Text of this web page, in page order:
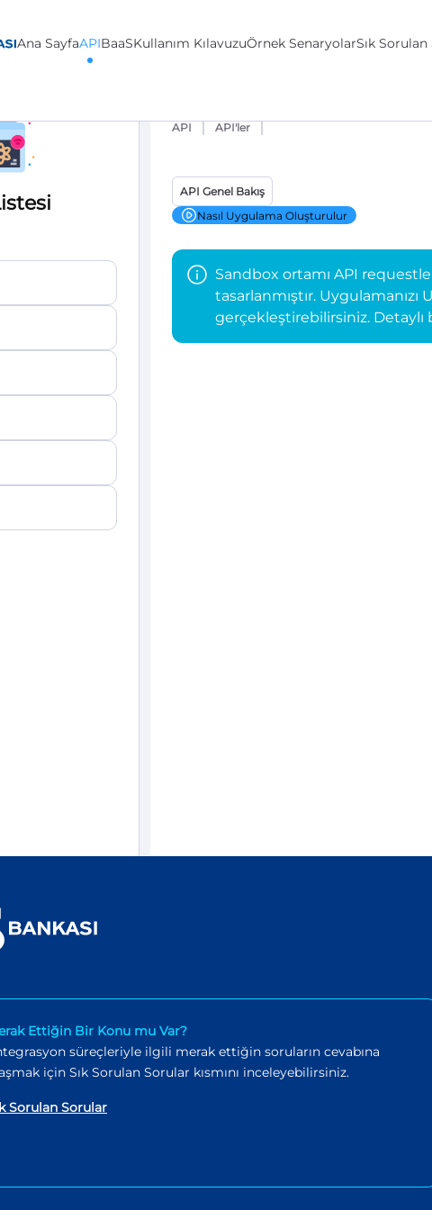
Ana SayfaAPIBaaSKullanım KılavuzuÖrnek SenaryolarSık
API API'ler
API Genel Bakış
Nasıl Uygulama Oluşturulur
Sandbox ortamı API
tasarlanmıştır.
gerçekleştirebilirsiniz. Detaylı
Ettiğin Bir Konu mu Var?
süreçleriyle ilgili merak ettiğin soruların cevabına
için Sık Sorulan Sorular kısmını inceleyebilirsiniz.
Sorulan Sorular